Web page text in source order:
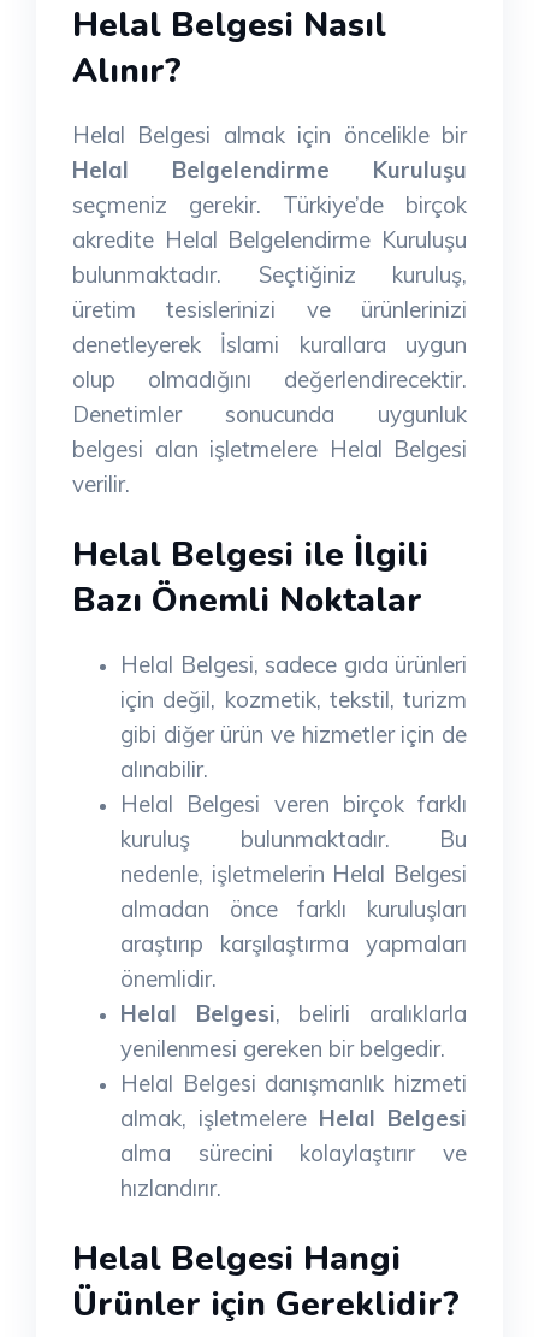
Helal Belgesi Nasıl
Alınır?
Helal Belgesi almak için öncelikle bir
Helal Belgelendirme Kuruluşu
seçmeniz gerekir. Türkiye’de birçok
akredite Helal Belgelendirme Kuruluşu
bulunmaktadır. Seçtiğiniz kuruluş,
üretim tesislerinizi ve ürünlerinizi
denetleyerek İslami kurallara uygun
olup olmadığını değerlendirecektir.
Denetimler sonucunda uygunluk
belgesi alan işletmelere Helal Belgesi
verilir.
Helal Belgesi ile İlgili
Bazı Önemli Noktalar
Helal Belgesi, sadece gıda ürünleri
için değil, kozmetik, tekstil, turizm
gibi diğer ürün ve hizmetler için de
alınabilir.
Helal Belgesi veren birçok farklı
kuruluş bulunmaktadır. Bu
nedenle, işletmelerin Helal Belgesi
almadan önce farklı kuruluşları
araştırıp karşılaştırma yapmaları
önemlidir.
Helal Belgesi, belirli aralıklarla
yenilenmesi gereken bir belgedir.
Helal Belgesi danışmanlık hizmeti
almak, işletmelere Helal Belgesi
alma sürecini kolaylaştırır ve
hızlandırır.
Helal Belgesi Hangi
Ürünler için Gereklidir?